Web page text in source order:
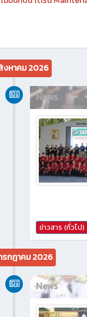
เอกสารประกวดราคาก
ไม่มีนักบิน โดรน
สิงหาคม 2026
News
ข่าวสาร (ทั่วไป)
กรกฎาคม 2026